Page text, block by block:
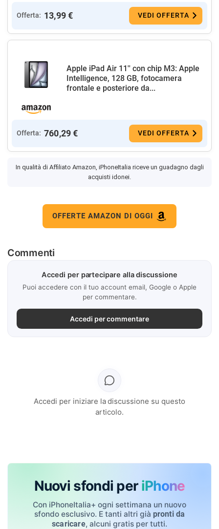
Offerta: 13,99 € VEDI OFFERTA
Apple iPad Air 11'' con chip M3: Apple
Intelligence, 128 GB, fotocamera
frontale e posteriore da...
Offerta: 760,29 € VEDI OFFERTA
In qualità di Affiliato Amazon, iPhoneItalia riceve un guadagno dagli
acquisti idonei.
OFFERTE AMAZON DI OGGI
Commenti
Accedi per partecipare alla discussione
Puoi accedere con il tuo account email, Google o Apple
per commentare.
Accedi per commentare
Accedi per iniziare la discussione su questo
articolo.
Nuovi sfondi per iPhone
Con iPhoneItalia+ ogni settimana un nuovo
sfondo esclusivo. E tanti altri già pronti da
scaricare, alcuni gratis per tutti.